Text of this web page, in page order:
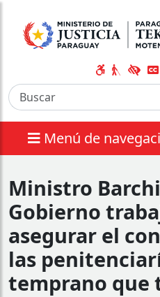
Menú de
Ministro
Gobierno
asegurar el
las
temprano que